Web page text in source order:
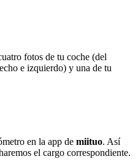
fotos de tu coche (del
e izquierdo) y una de tu
en la app de miituo. Así
el cargo correspondiente.